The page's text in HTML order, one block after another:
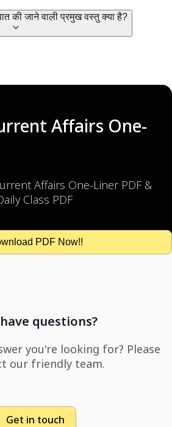
की जाने वाली प्रमुख वस्तु क्या है?
Affairs One-
Affairs One-Liner PDF &
Class PDF
PDF Now!!
questions?
you're looking for? Please
our friendly team.
Get in touch